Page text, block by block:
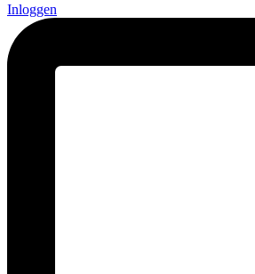
Inloggen